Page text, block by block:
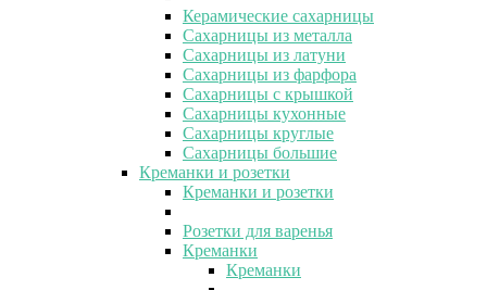
Керамические сахарницы
Сахарницы из металла
Сахарницы из латуни
Сахарницы из фарфора
Сахарницы с крышкой
Сахарницы кухонные
Сахарницы круглые
Сахарницы большие
Креманки и розетки
Креманки и розетки
Розетки для варенья
Креманки
Креманки